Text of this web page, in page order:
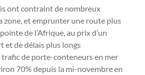
ont contraint de nombreux
zone, et emprunter une route plus
de l’Afrique, au prix d’un
et de délais plus longs
trafic de porte-conteneurs en mer
70% depuis la mi-novembre en